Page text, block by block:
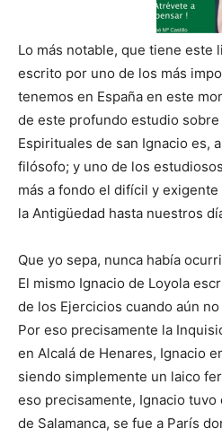
Lo más notable, que tiene este
escrito por uno de los más
tenemos en España en este
de este profundo estudio
Espirituales de san Ignacio es,
filósofo; y uno de los
más a fondo el difícil y
la Antigüedad hasta nuestros
Que yo sepa, nunca había
El mismo Ignacio de Loyola
de los Ejercicios cuando aún
Por eso precisamente la
en Alcalá de Henares, Ignacio
siendo simplemente un laico
eso precisamente, Ignacio tuvo
de Salamanca, se fue a París